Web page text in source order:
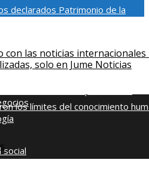
declarados Patrimonio de la
reducir la fragmentación
La gran depresión de 1929 y su
los límites del conocimiento
las noticias internacionales
solo en Jume Noticias
social